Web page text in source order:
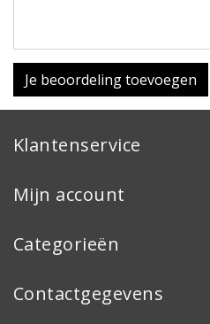
Je beoordeling toevoegen
Klantenservice
Mijn account
Categorieën
Contactgegevens